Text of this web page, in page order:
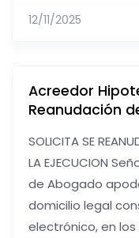
12/11/2025
Acreedor
Reanudación
SOLICITA SE
LA EJECUCION
de Abogado
domicilio legal
electrónico, en